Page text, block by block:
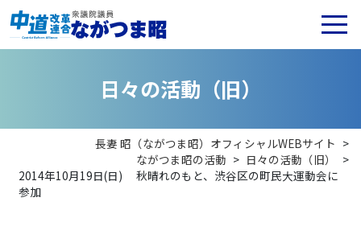
日々の活動 （旧）
長妻 昭（ながつま昭）オフィシャルWEBサイト >
ながつま昭の活動 > 日々の活動（旧）
>
2014年10月19日(日) 秋晴れのもと、渋谷区の町民大運動会に
参加